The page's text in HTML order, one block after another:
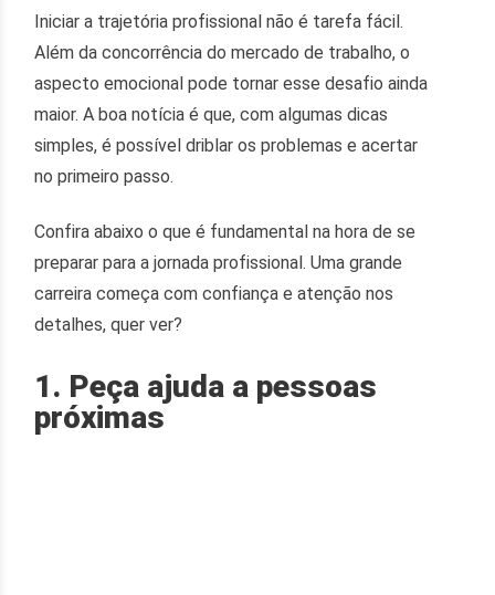
Iniciar a trajetória profissional não é tarefa fácil.
Além da concorrência do mercado de trabalho, o
aspecto emocional pode tornar esse desafio ainda
maior. A boa notícia é que, com algumas dicas
simples, é possível driblar os problemas e acertar
no primeiro passo.
Confira abaixo o que é fundamental na hora de se
preparar para a jornada profissional. Uma grande
carreira começa com confiança e atenção nos
detalhes, quer ver?
1. Peça ajuda a pessoas
próximas